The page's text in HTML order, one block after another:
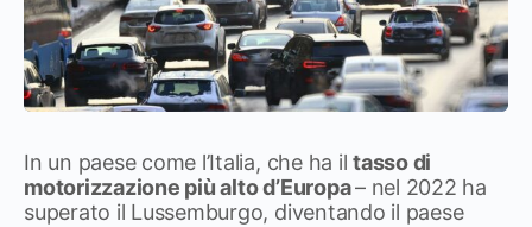
In un paese come l’Italia, che ha iltasso di
motorizzazione più alto d’Europa– nel 2022 ha
superato il Lussemburgo, diventando il paese